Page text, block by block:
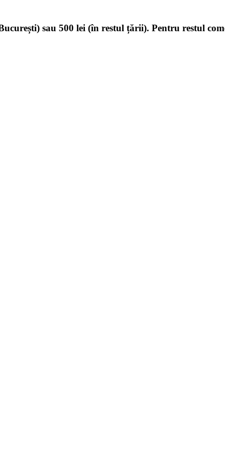
sau 500 lei (în restul țării). Pentru restul